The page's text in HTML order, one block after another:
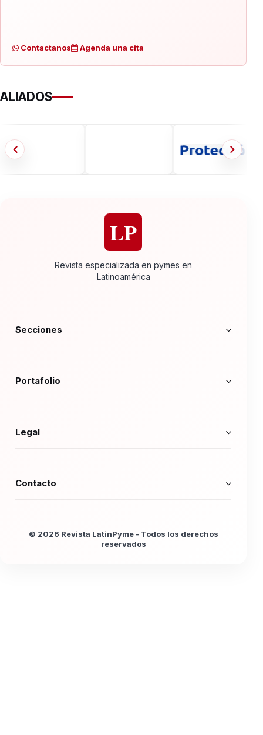
Contactanos Agenda una cita
ALIADOS
LP
Revista especializada en pymes en
Latinoamérica
Secciones
Portafolio
Legal
Contacto
© 2026 Revista LatinPyme - Todos los derechos
reservados